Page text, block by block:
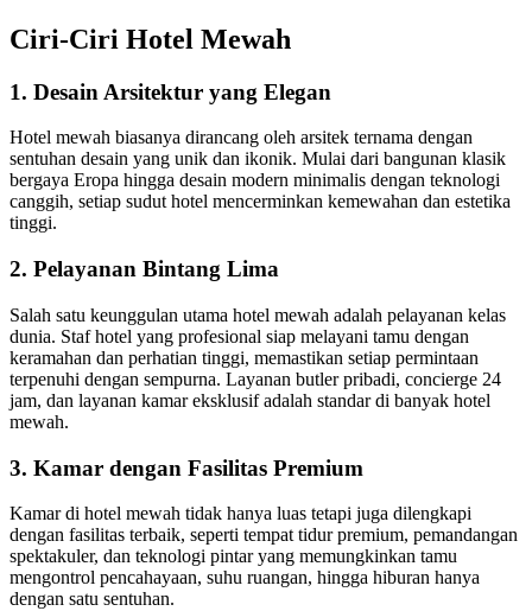
Ciri-Ciri Hotel Mewah
1. Desain Arsitektur yang Elegan
Hotel mewah biasanya dirancang oleh arsitek ternama dengan
sentuhan desain yang unik dan ikonik. Mulai dari bangunan klasik
bergaya Eropa hingga desain modern minimalis dengan teknologi
canggih, setiap sudut hotel mencerminkan kemewahan dan estetika
tinggi.
2. Pelayanan Bintang Lima
Salah satu keunggulan utama hotel mewah adalah pelayanan kelas
dunia. Staf hotel yang profesional siap melayani tamu dengan
keramahan dan perhatian tinggi, memastikan setiap permintaan
terpenuhi dengan sempurna. Layanan butler pribadi, concierge 24
jam, dan layanan kamar eksklusif adalah standar di banyak hotel
mewah.
3. Kamar dengan Fasilitas Premium
Kamar di hotel mewah tidak hanya luas tetapi juga dilengkapi
dengan fasilitas terbaik, seperti tempat tidur premium, pemandangan
spektakuler, dan teknologi pintar yang memungkinkan tamu
mengontrol pencahayaan, suhu ruangan, hingga hiburan hanya
dengan satu sentuhan.